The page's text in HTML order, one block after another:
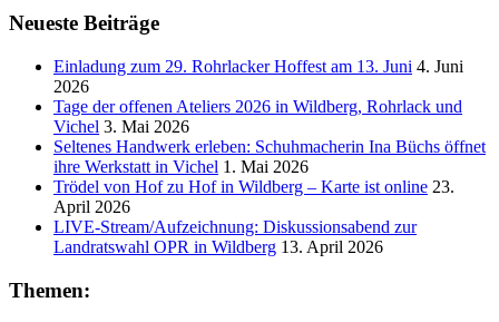
Neueste Beiträge
Einladung zum 29. Rohrlacker Hoffest am 13. Juni 4. Juni
2026
Tage der offenen Ateliers 2026 in Wildberg, Rohrlack und
Vichel 3. Mai 2026
Seltenes Handwerk erleben: Schuhmacherin Ina Büchs öffnet
ihre Werkstatt in Vichel 1. Mai 2026
Trödel von Hof zu Hof in Wildberg – Karte ist online 23.
April 2026
LIVE-Stream/Aufzeichnung: Diskussionsabend zur
Landratswahl OPR in Wildberg 13. April 2026
Themen: